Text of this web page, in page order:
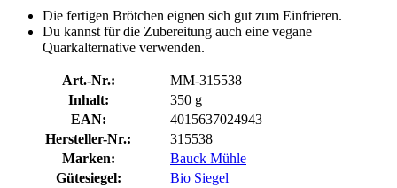
Die fertigen Brötchen eignen sich gut zum Einfrieren.
Du kannst für die Zubereitung auch eine vegane
Quarkalternative verwenden.
Art.-Nr.:
MM-315538
Inhalt:
350 g
EAN:
4015637024943
Hersteller-Nr.:
315538
Marken:
Bauck Mühle
Gütesiegel:
Bio Siegel